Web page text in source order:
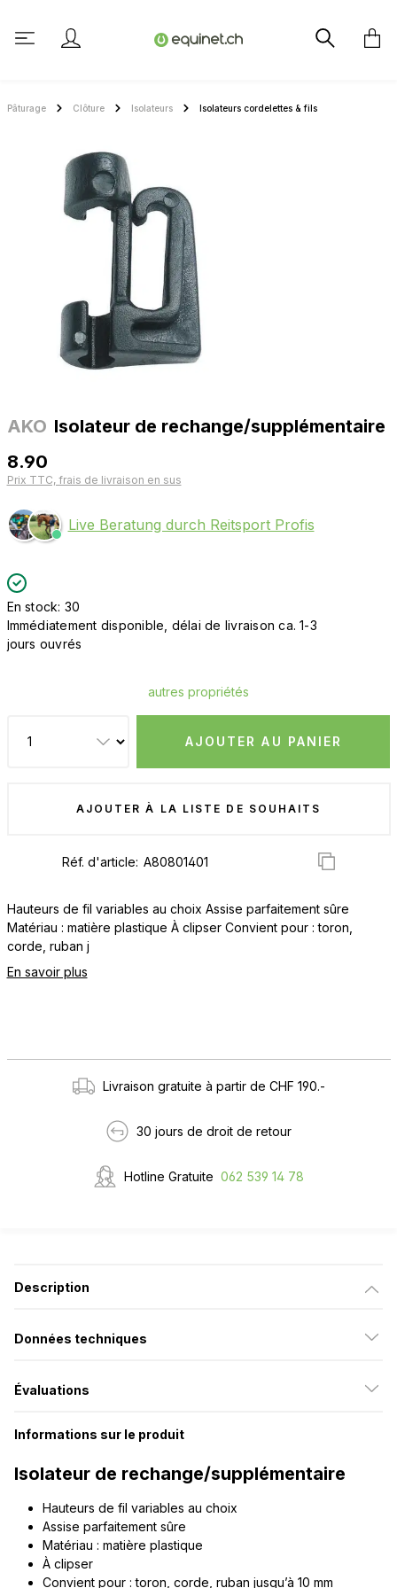
Pâturage Clôture Isolateurs Isolateurs cordelettes & fils
AKO Isolateur de rechange/supplémentaire
8.90
Prix TTC, frais de livraison en sus
Live Beratung durch Reitsport Profis
En stock: 30
Immédiatement disponible, délai de livraison ca. 1-3
jours ouvrés
autres propriétés
AJOUTER AU PANIER
AJOUTER À LA LISTE DE SOUHAITS
Réf. d'article:
Hauteurs de fil variables au choix Assise parfaitement sûre
Matériau : matière plastique À clipser Convient pour : toron,
corde, ruban j
En savoir plus
Livraison gratuite à partir de CHF 190.-
30 jours de droit de retour
Hotline Gratuite 062 539 14 78
Description
Données techniques
Évaluations
Informations sur le produit
Isolateur de rechange/supplémentaire
Hauteurs de fil variables au choix
Assise parfaitement sûre
Matériau : matière plastique
À clipser
Convient pour : toron, corde, ruban jusqu’à 10 mm